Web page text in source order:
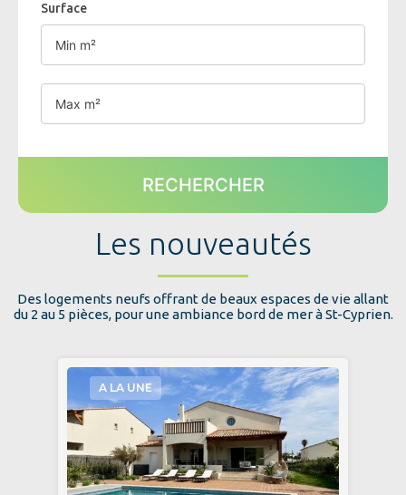
Surface
RECHERCHER
Les nouveautés
Des logements neufs offrant de beaux espaces de vie allant
du 2 au 5 pièces, pour une ambiance bord de mer à St-Cyprien.
A LA UNE